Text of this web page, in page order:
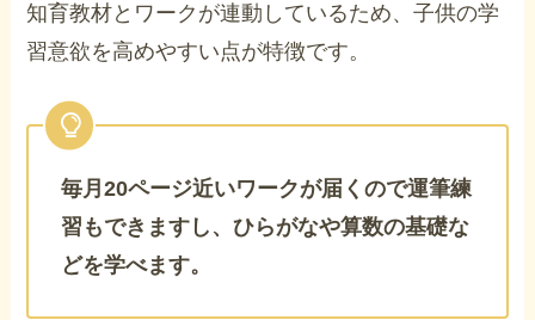
知育教材とワークが連動しているため、子供の学
習意欲を高めやすい点が特徴です。
毎月20ページ近いワークが届くので運筆練
習もできますし、ひらがなや算数の基礎な
どを学べます。